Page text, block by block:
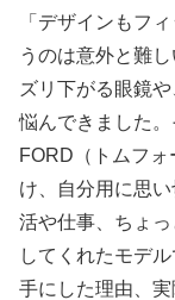
「デザインもフ
うのは意外と難
ズリ下がる眼鏡
悩んできました
FORD（トムフ
け、自分用に思
活や仕事、ちょ
してくれたモデ
手にした理由、実